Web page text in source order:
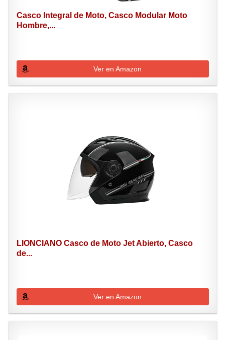
Casco Integral de Moto, Casco Modular Moto
Hombre,...
Ver en Amazon
LIONCIANO Casco de Moto Jet Abierto, Casco
de...
Ver en Amazon